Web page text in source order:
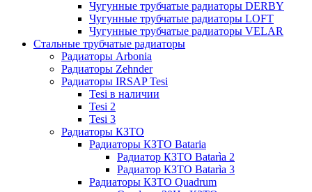
Чугунные трубчатые радиаторы DERBY
Чугунные трубчатые радиаторы LOFT
Чугунные трубчатые радиаторы VELAR
Стальные трубчатые радиаторы
Радиаторы Arbonia
Радиаторы Zehnder
Радиаторы IRSAP Tesi
Tesi в наличии
Tesi 2
Tesi 3
Радиаторы КЗТО
Радиаторы КЗТО Bataria
Радиатор КЗТО Batarìa 2
Радиатор КЗТО Batarìa 3
Радиаторы КЗТО Quadrum